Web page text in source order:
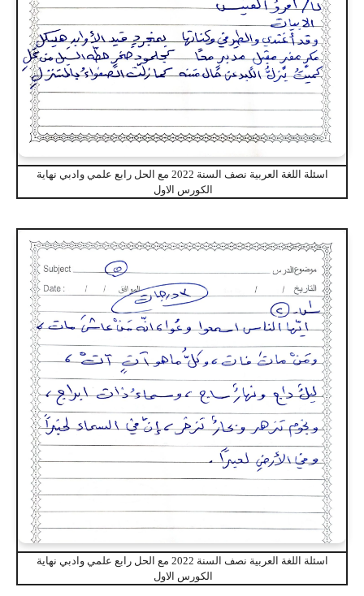
اسئلة اللغة العربية نصف السنة 2022 مع الحل رابع علمي وادبي نهاية
الكورس الاول
اسئلة اللغة العربية نصف السنة 2022 مع الحل رابع علمي وادبي نهاية
الكورس الاول